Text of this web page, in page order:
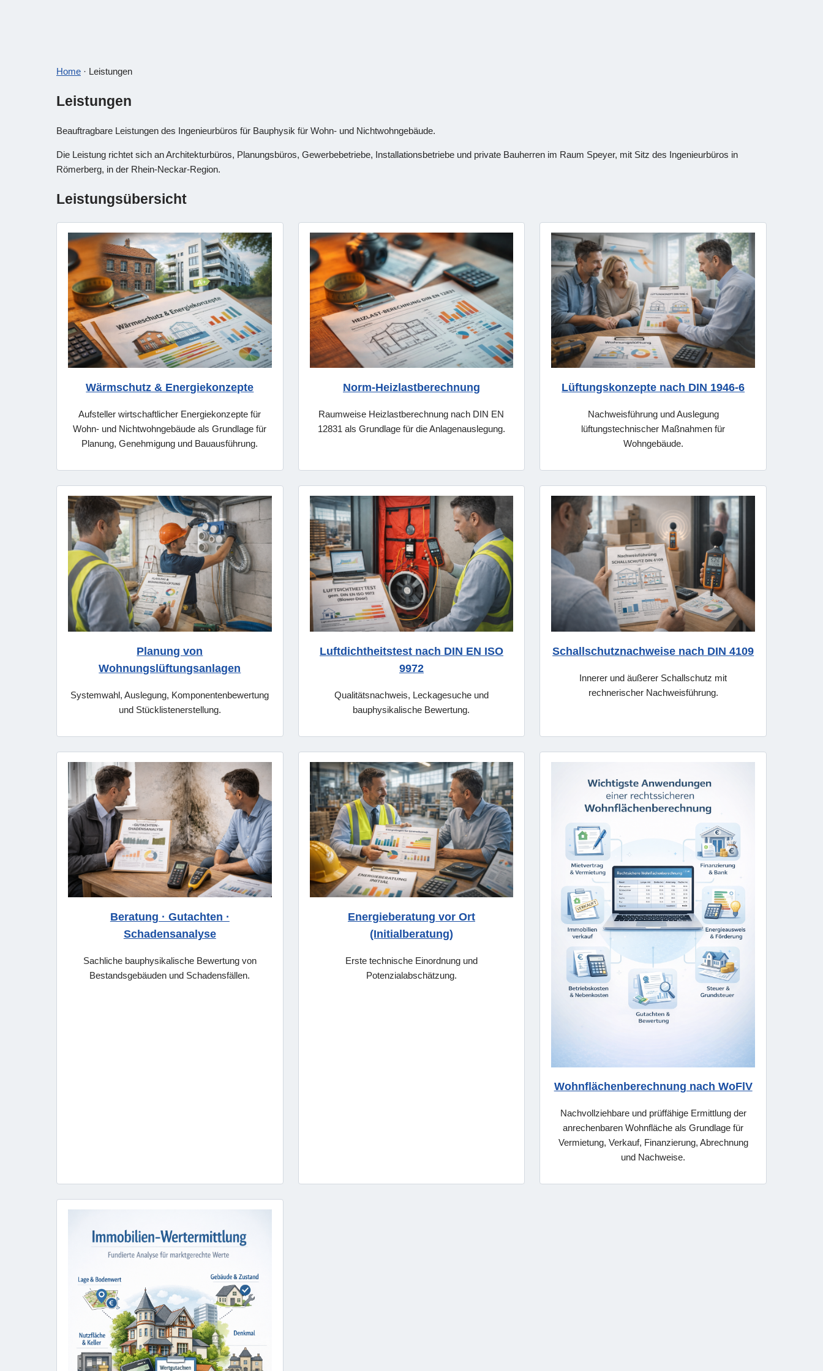
Home · Leistungen
Leistungen
Beauftragbare Leistungen des Ingenieurbüros für Bauphysik für Wohn- und Nichtwohngebäude.
Die Leistung richtet sich an Architekturbüros, Planungsbüros, Gewerbebetriebe, Installationsbetriebe und private Bauherren im Raum Speyer, mit Sitz des Ingenieurbüros in
Römerberg, in der Rhein-Neckar-Region.
Leistungsübersicht
Wärmschutz & Energiekonzepte
Aufsteller wirtschaftlicher Energiekonzepte für
Wohn- und Nichtwohngebäude als Grundlage für
Planung, Genehmigung und Bauausführung.
Norm-Heizlastberechnung
Raumweise Heizlastberechnung nach DIN EN
12831 als Grundlage für die Anlagenauslegung.
Lüftungskonzepte nach DIN 1946-6
Nachweisführung und Auslegung
lüftungstechnischer Maßnahmen für
Wohngebäude.
Planung von
Wohnungslüftungsanlagen
Systemwahl, Auslegung, Komponentenbewertung
und Stücklistenerstellung.
Luftdichtheitstest nach DIN EN ISO
9972
Qualitätsnachweis, Leckagesuche und
bauphysikalische Bewertung.
Schallschutznachweise nach DIN 4109
Innerer und äußerer Schallschutz mit
rechnerischer Nachweisführung.
Beratung · Gutachten ·
Schadensanalyse
Sachliche bauphysikalische Bewertung von
Bestandsgebäuden und Schadensfällen.
Energieberatung vor Ort
(Initialberatung)
Erste technische Einordnung und
Potenzialabschätzung.
Wohnflächenberechnung nach WoFlV
Nachvollziehbare und prüffähige Ermittlung der
anrechenbaren Wohnfläche als Grundlage für
Vermietung, Verkauf, Finanzierung, Abrechnung
und Nachweise.